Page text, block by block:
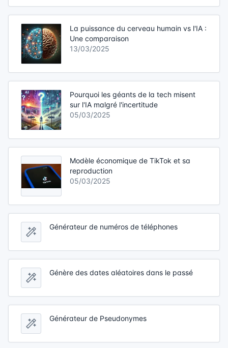
La puissance du cerveau humain vs l'IA :
Une comparaison
13/03/2025
Pourquoi les géants de la tech misent
sur l'IA malgré l'incertitude
05/03/2025
Modèle économique de TikTok et sa
reproduction
05/03/2025
Générateur de numéros de téléphones
Génère des dates aléatoires dans le passé
Générateur de Pseudonymes